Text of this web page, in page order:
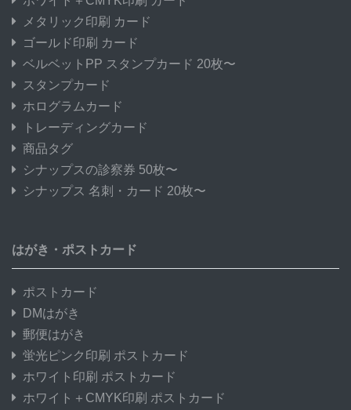
メタリック印刷 カード
ゴールド印刷 カード
ベルベットPP スタンプカード 20枚〜
スタンプカード
ホログラムカード
トレーディングカード
商品タグ
シナップスの診察券 50枚〜
シナップス 名刺・カード 20枚〜
はがき・ポストカード
ポストカード
DMはがき
郵便はがき
蛍光ピンク印刷 ポストカード
ホワイト印刷 ポストカード
ホワイト＋CMYK印刷 ポストカード